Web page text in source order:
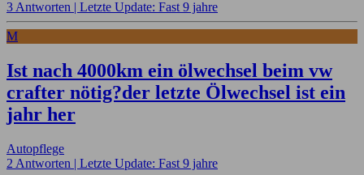
3 Antworten | Letzte Update: Fast 9 jahre
M
Ist nach 4000km ein ölwechsel beim vw
crafter nötig?der letzte Ölwechsel ist ein
jahr her
Autopflege
2 Antworten | Letzte Update: Fast 9 jahre